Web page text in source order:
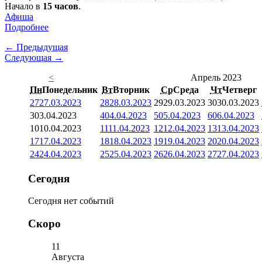
Начало в 15 часов.
Афиша
Подробнее
← Предыдущая
Следующая →
<
Апрель 2023
ПнПонедельник ВтВторник СрСреда ЧтЧетверг
2727.03.2023 2828.03.2023 2929.03.2023 3030.03.2023
303.04.2023 404.04.2023 505.04.2023 606.04.2023
1010.04.2023 1111.04.2023 1212.04.2023 1313.04.2023
1717.04.2023 1818.04.2023 1919.04.2023 2020.04.2023
2424.04.2023 2525.04.2023 2626.04.2023 2727.04.2023
Сегодня
Сегодня нет событий
Скоро
11
Августа